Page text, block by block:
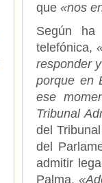
que «nos
Según ha
telefónica,
responder
porque en
ese
Tribunal
del
del
admitir
Palma.